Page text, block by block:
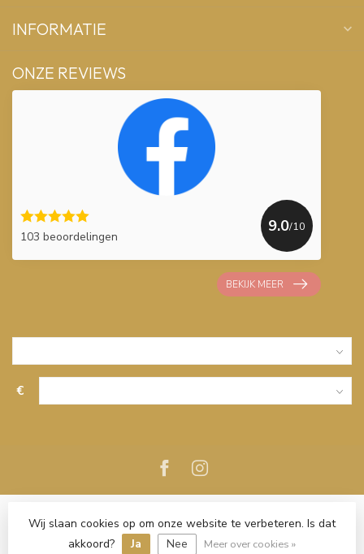
INFORMATIE
ONZE REVIEWS
103 beoordelingen
9.0/10
BEKIJK MEER
€
Wij slaan cookies op om onze website te verbeteren. Is dat
akkoord?
Ja Nee Meer over cookies »